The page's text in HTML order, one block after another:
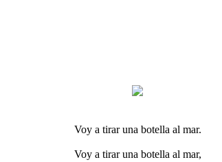
Voy a tirar una botella al mar.
Voy a tirar una botella al mar,